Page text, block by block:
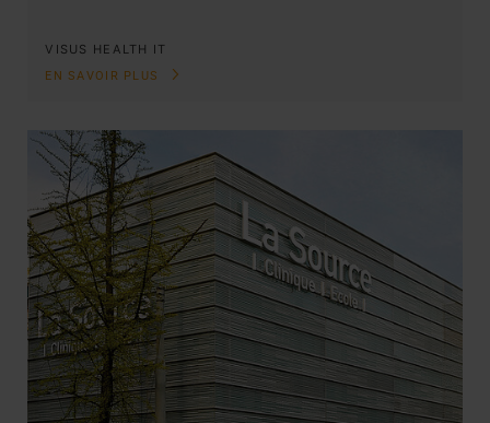
VISUS HEALTH IT
EN SAVOIR PLUS